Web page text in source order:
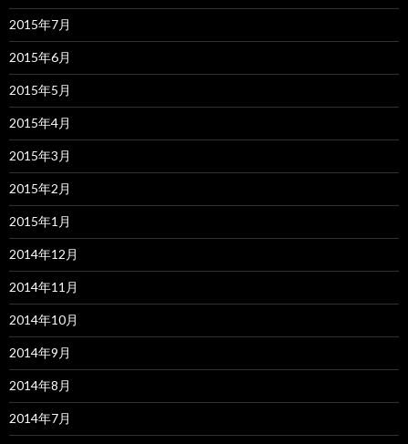
2015年7月
2015年6月
2015年5月
2015年4月
2015年3月
2015年2月
2015年1月
2014年12月
2014年11月
2014年10月
2014年9月
2014年8月
2014年7月